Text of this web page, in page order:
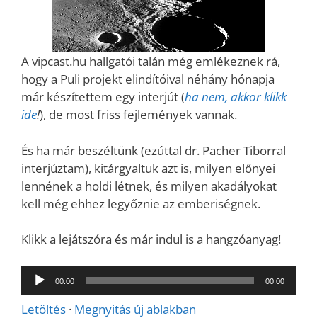
A vipcast.hu hallgatói talán még emlékeznek rá,
hogy a Puli projekt elindítóival néhány hónapja
már készítettem egy interjút (ha nem, akkor klikk
ide!), de most friss fejlemények vannak.
És ha már beszéltünk (ezúttal dr. Pacher Tiborral
interjúztam), kitárgyaltuk azt is, milyen előnyei
lennének a holdi létnek, és milyen akadályokat
kell még ehhez legyőznie az emberiségnek.
Klikk a lejátszóra és már indul is a hangzóanyag!
Audió
lejátszó
00:00 00:00
Letöltés · Megnyitás új ablakban